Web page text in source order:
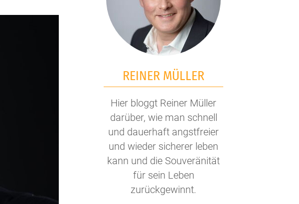
REINER MÜLLER
Hier bloggt Reiner Müller
darüber, wie man schnell
und dauerhaft angstfreier
und wieder sicherer leben
kann und die Souveränität
für sein Leben
zurückgewinnt.